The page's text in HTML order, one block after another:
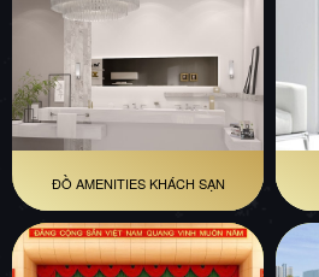
ĐỒ AMENITIES KHÁCH SẠN